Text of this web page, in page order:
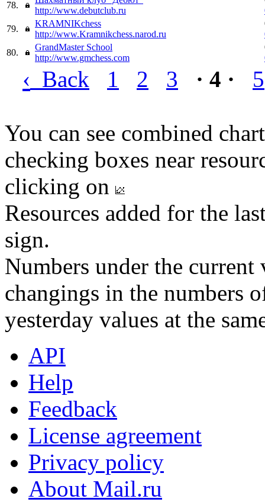
78.
http://www.debutclub.ru
79.
KRAMNIKchess
http://www.Kramnikchess.narod.ru
80.
GrandMaster School
http://www.gmchess.com
‹ Back 1 2 3 · 4 · 5
You can see combined
checking boxes near
clicking on
Resources added for the
sign.
Numbers under the
changings in the numbers
yesterday values at the
API
Help
Feedback
License agreement
Privacy policy
About Mail.ru